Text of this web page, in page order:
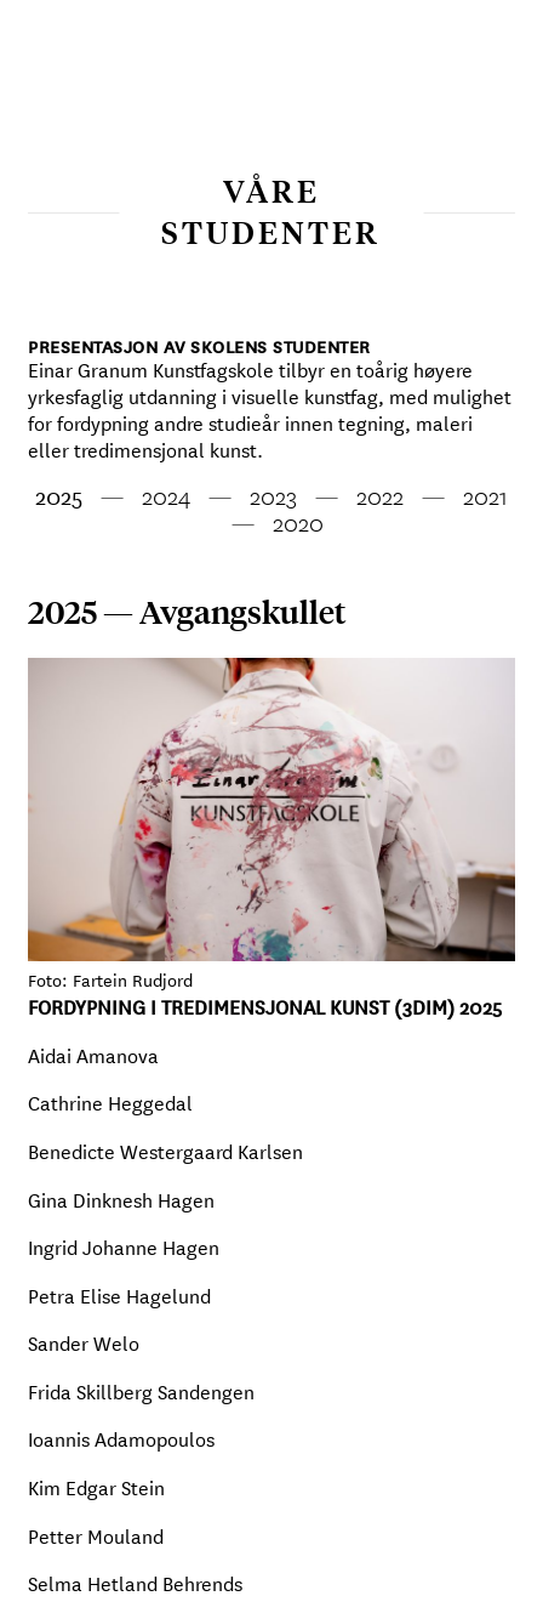
VÅRE
STUDENTER
PRESENTASJON AV SKOLENS STUDENTER
Einar Granum Kunstfagskole tilbyr en toårig høyere
yrkesfaglig utdanning i visuelle kunstfag, med mulighet
for fordypning andre studieår innen tegning, maleri
eller tredimensjonal kunst.
2025 2024 2023 2022 2021
2020
2025 — Avgangskullet
Foto: Fartein Rudjord
FORDYPNING I TREDIMENSJONAL KUNST (3DIM) 2025
Aidai Amanova
Cathrine Heggedal
Benedicte Westergaard Karlsen
Gina Dinknesh Hagen
Ingrid Johanne Hagen
Petra Elise Hagelund
Sander Welo
Frida Skillberg Sandengen
Ioannis Adamopoulos
Kim Edgar Stein
Petter Mouland
Selma Hetland Behrends